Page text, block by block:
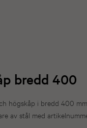
bredd 400
högskåp i bredd 400
av stål med